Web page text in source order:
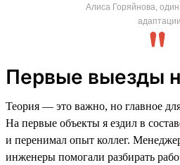
Алиса Горяйнова,
Первые выезды
Теория — это важно, но главное
На первые объекты я ездил в
и перенимал опыт коллег.
инженеры помогали разбирать